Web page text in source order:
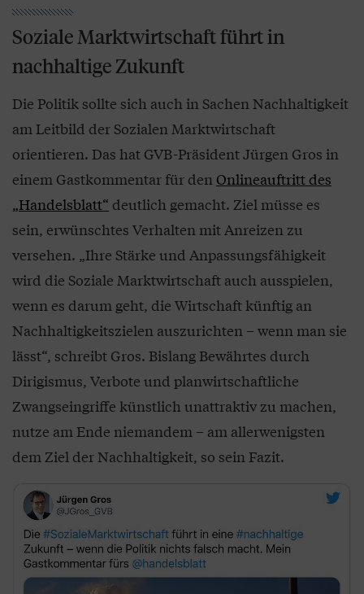
Soziale Marktwirtschaft führt in
nachhaltige Zukunft
Die Politik sollte sich auch in Sachen Nachhaltigkeit
am Leitbild der Sozialen Marktwirtschaft
orientieren. Das hat GVB-Präsident Jürgen Gros in
einem Gastkommentar für den Onlineauftritt des
„Handelsblatt“ deutlich gemacht. Ziel müsse es
sein, erwünschtes Verhalten mit Anreizen zu
versehen. „Ihre Stärke und Anpassungsfähigkeit
wird die Soziale Marktwirtschaft auch ausspielen,
wenn es darum geht, die Wirtschaft künftig an
Nachhaltigkeitszielen auszurichten – wenn man sie
lässt“, schreibt Gros. Bislang Bewährtes durch
Dirigismus, Verbote und planwirtschaftliche
Zwangseingriffe künstlich unattraktiv zu machen,
nutze am Ende niemandem – am allerwenigsten
dem Ziel der Nachhaltigkeit, so sein Fazit.